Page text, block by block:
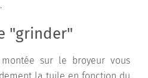
"grinder"
sur le broyeur vous